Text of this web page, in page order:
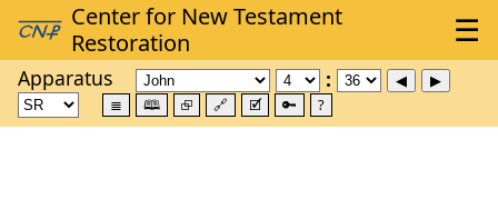
Apparatus
≣ 🕮 ⮺ 🔗 🗹 🔑 ?